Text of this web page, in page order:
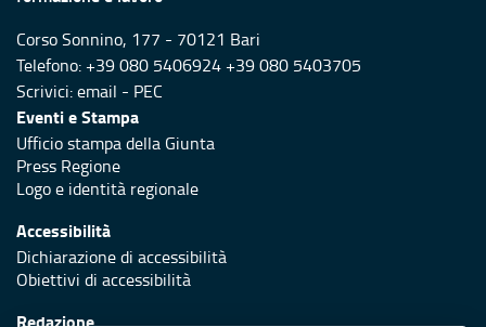
Corso Sonnino, 177 - 70121 Bari
Telefono: +39 080 5406924 +39 080 5403705
Scrivici:email - PEC
Eventi e Stampa
Ufficio stampa della Giunta
Press Regione
Logo e identità regionale
Accessibilità
Dichiarazione di accessibilità
Obiettivi di accessibilità
Redazione